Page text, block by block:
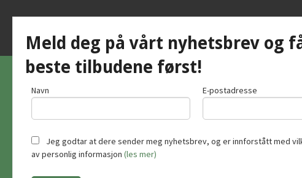
Vår nettbutikk
Meld deg på vårt nyhetsbrev og
beste tilbudene først!
Navn E-postadresse
Jeg godtar at dere sender meg nyhetsbrev, og er innforstått med
av personlig informasjon (les mer)